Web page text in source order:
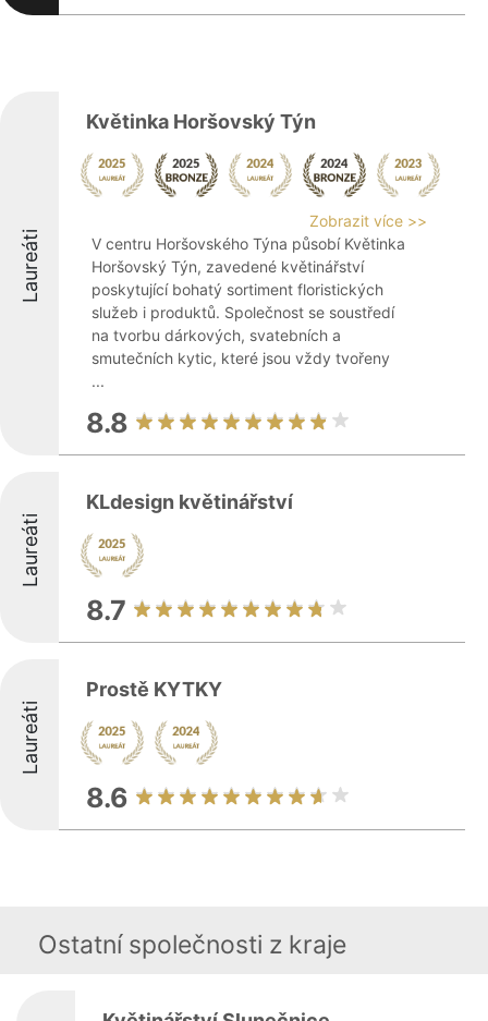
Laureáti
Květinka Horšovský Týn
Zobrazit více >>
V centru Horšovského Týna působí Květinka
Horšovský Týn, zavedené květinářství
poskytující bohatý sortiment floristických
služeb i produktů. Společnost se soustředí
na tvorbu dárkových, svatebních a
smutečních kytic, které jsou vždy tvořeny
...
8.8
Laureáti
KLdesign květinářství
8.7
Laureáti
Prostě KYTKY
8.6
Ostatní společnosti z kraje